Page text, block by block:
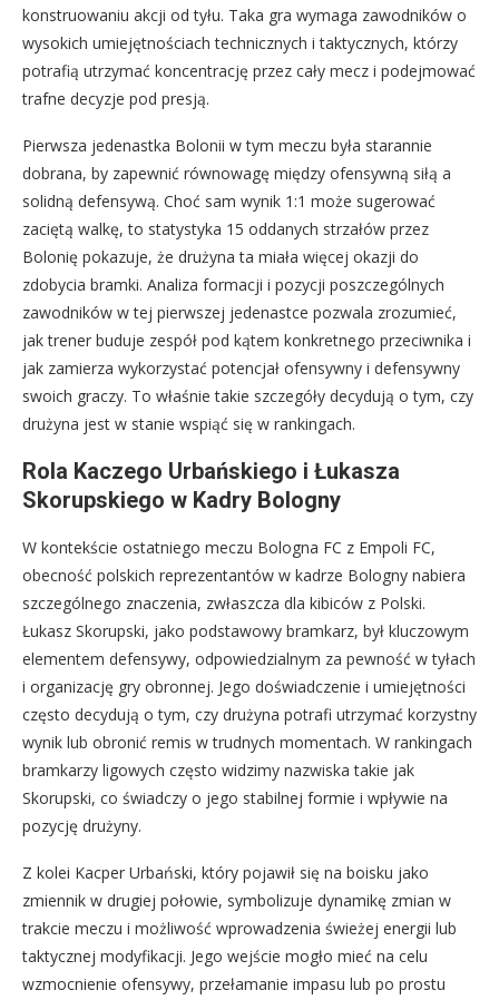
konstruowaniu akcji od tyłu. Taka gra wymaga zawodników o
wysokich umiejętnościach technicznych i taktycznych, którzy
potrafią utrzymać koncentrację przez cały mecz i podejmować
trafne decyzje pod presją.
Pierwsza jedenastka Bolonii w tym meczu była starannie
dobrana, by zapewnić równowagę między ofensywną siłą a
solidną defensywą. Choć sam wynik 1:1 może sugerować
zaciętą walkę, to statystyka 15 oddanych strzałów przez
Bolonię pokazuje, że drużyna ta miała więcej okazji do
zdobycia bramki. Analiza formacji i pozycji poszczególnych
zawodników w tej pierwszej jedenastce pozwala zrozumieć,
jak trener buduje zespół pod kątem konkretnego przeciwnika i
jak zamierza wykorzystać potencjał ofensywny i defensywny
swoich graczy. To właśnie takie szczegóły decydują o tym, czy
drużyna jest w stanie wspiąć się w rankingach.
Rola Kaczego Urbańskiego i Łukasza
Skorupskiego w Kadry Bologny
W kontekście ostatniego meczu Bologna FC z Empoli FC,
obecność polskich reprezentantów w kadrze Bologny nabiera
szczególnego znaczenia, zwłaszcza dla kibiców z Polski.
Łukasz Skorupski, jako podstawowy bramkarz, był kluczowym
elementem defensywy, odpowiedzialnym za pewność w tyłach
i organizację gry obronnej. Jego doświadczenie i umiejętności
często decydują o tym, czy drużyna potrafi utrzymać korzystny
wynik lub obronić remis w trudnych momentach. W rankingach
bramkarzy ligowych często widzimy nazwiska takie jak
Skorupski, co świadczy o jego stabilnej formie i wpływie na
pozycję drużyny.
Z kolei Kacper Urbański, który pojawił się na boisku jako
zmiennik w drugiej połowie, symbolizuje dynamikę zmian w
trakcie meczu i możliwość wprowadzenia świeżej energii lub
taktycznej modyfikacji. Jego wejście mogło mieć na celu
wzmocnienie ofensywy, przełamanie impasu lub po prostu